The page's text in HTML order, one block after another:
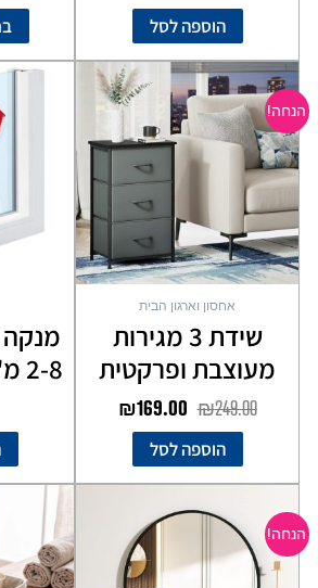
הוספה לסל
הנחה!
אחסון וארגון הבית
שידת 3 מגירות
מעוצבת ופרקטית
₪249.00
המחיר
המקורי
היה:
₪249.00.
₪169.00
המחיר
הנוכחי
₪169.00.
הוספה לסל
מנקה
2-8 מ"מ TYROLER
הנחה!
המקורי
₪249.00.
המחיר
הנוכחי
₪169.00.